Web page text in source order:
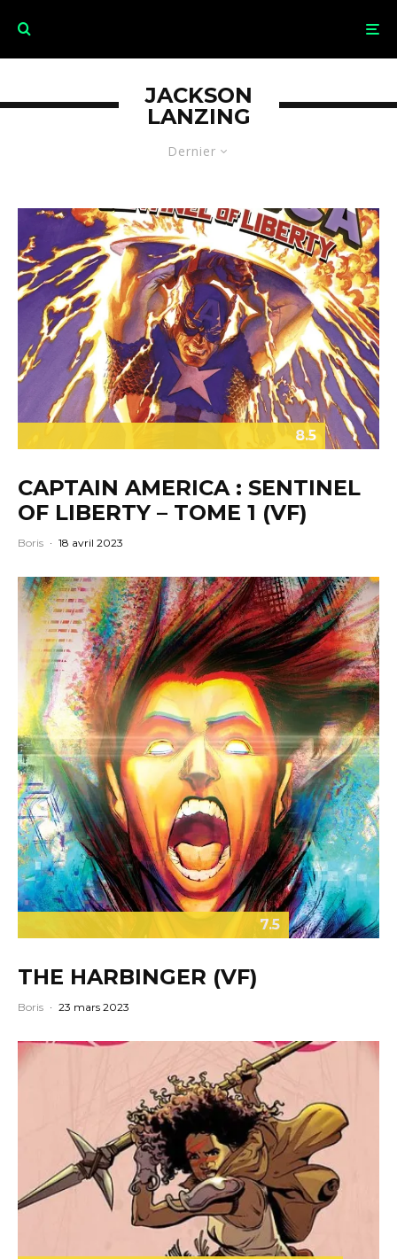
Dernier
JACKSON
LANZING
8.5
CAPTAIN AMERICA : SENTINEL
OF LIBERTY – TOME 1 (VF)
Boris · 18 avril 2023
7.5
THE HARBINGER (VF)
Boris · 23 mars 2023